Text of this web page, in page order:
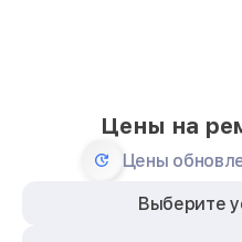
Цены на
Цены
Выберите